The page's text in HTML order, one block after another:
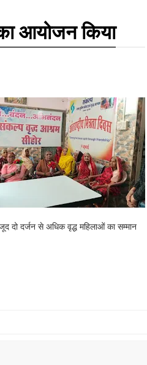
आयोजन किया
दो दर्जन से अधिक वृद्ध महिलाओं का सम्मान